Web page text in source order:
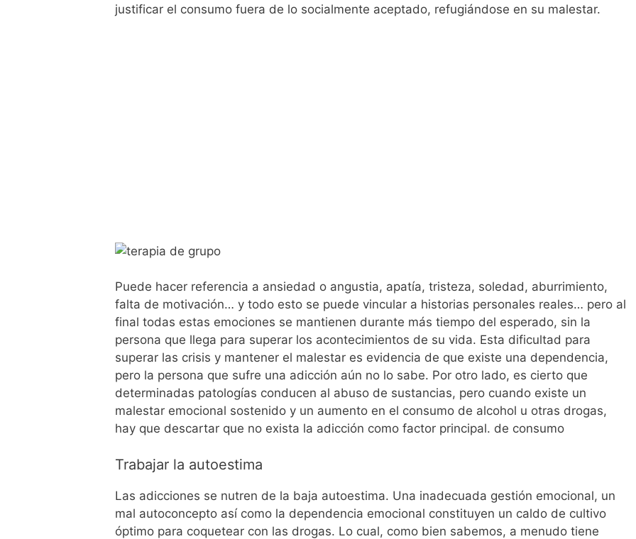
justificar el consumo fuera de lo socialmente aceptado, refugiándose en su malestar.
Puede hacer referencia a ansiedad o angustia, apatía, tristeza, soledad, aburrimiento,
falta de motivación… y todo esto se puede vincular a historias personales reales… pero al
final todas estas emociones se mantienen durante más tiempo del esperado, sin la
persona que llega para superar los acontecimientos de su vida. Esta dificultad para
superar las crisis y mantener el malestar es evidencia de que existe una dependencia,
pero la persona que sufre una adicción aún no lo sabe. Por otro lado, es cierto que
determinadas patologías conducen al abuso de sustancias, pero cuando existe un
malestar emocional sostenido y un aumento en el consumo de alcohol u otras drogas,
hay que descartar que no exista la adicción como factor principal. de consumo
Trabajar la autoestima
Las adicciones se nutren de la baja autoestima. Una inadecuada gestión emocional, un
mal autoconcepto así como la dependencia emocional constituyen un caldo de cultivo
óptimo para coquetear con las drogas. Lo cual, como bien sabemos, a menudo tiene